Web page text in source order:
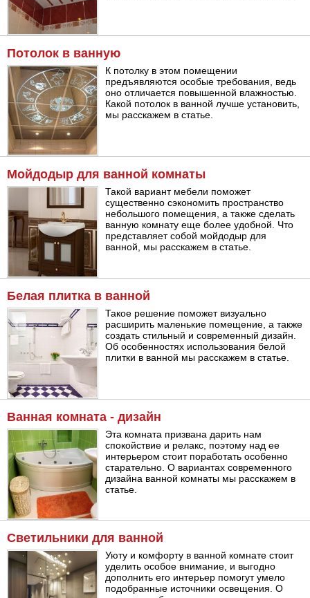
Потолок в ванную
К потолку в этом помещении
предъявляются особые требования, ведь
оно отличается повышенной влажностью.
Какой потолок в ванной лучше установить,
мы расскажем в статье.
Мойдодыр для ванной комнаты
Такой вариант мебели поможет
существенно сэкономить пространство
небольшого помещения, а также сделать
ванную комнату еще более удобной. Что
представляет собой мойдодыр для
ванной, мы расскажем в статье.
Белая плитка в ванной
Такое решение поможет визуально
расширить маленькие помещение, а также
создать стильный и современный дизайн.
Об особенностях использования белой
плитки в ванной мы расскажем в статье.
Ванная комната - дизайн
Эта комната призвана дарить нам
спокойствие и релакс, поэтому над ее
интерьером стоит поработать особенно
старательно. О вариантах современного
дизайна ванной комнаты мы расскажем в
статье.
Светильники для ванной
Уюту и комфорту в ванной комнате стоит
уделить особое внимание, и выгодно
дополнить его интерьер помогут умело
подобранные источники освещения. О